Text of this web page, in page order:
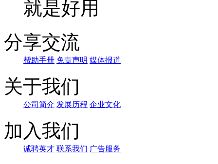
就是好用
分享交流
帮助手册 免责声明 媒体报道
关于我们
公司简介 发展历程 企业文化
加入我们
诚聘英才 联系我们 广告服务